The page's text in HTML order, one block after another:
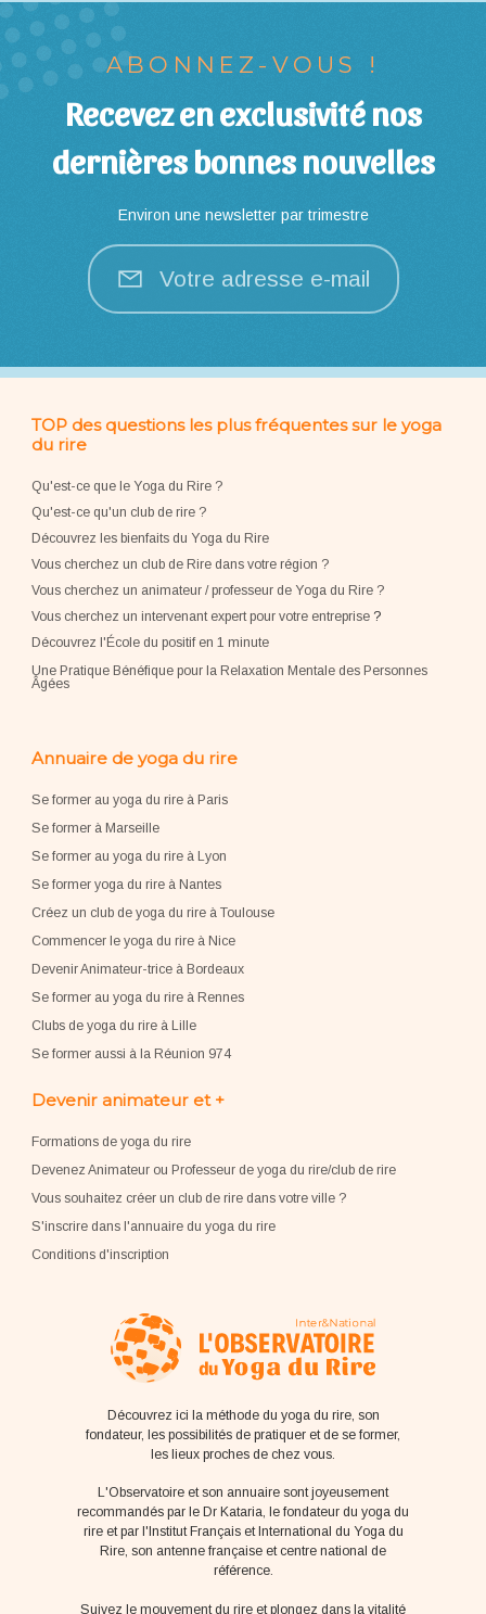
ABONNEZ-VOUS !
Recevez en exclusivité nos
dernières bonnes nouvelles
Environ une newsletter par trimestre
Votre adresse e-mail
TOP des questions les plus fréquentes sur le yoga
du rire
Qu'est-ce que le Yoga du Rire ?
Qu'est-ce qu'un club de rire ?
Découvrez les bienfaits du Yoga du Rire
Vous cherchez un club de Rire dans votre région ?
Vous cherchez un animateur / professeur de Yoga du Rire ?
Vous cherchez un intervenant expert pour votre entreprise?
Découvrez l'École du positif en 1 minute
Une Pratique Bénéfique pour la Relaxation Mentale des Personnes
Âgées
Annuaire de yoga du rire
Se former au yoga du rire à Paris
Se former à Marseille
Se former au yoga du rire à Lyon
Se former yoga du rire à Nantes
Créez un club de yoga du rire à Toulouse
Commencer le yoga du rire à Nice
Devenir Animateur-trice à Bordeaux
Se former au yoga du rire à Rennes
Clubs de yoga du rire à Lille
Se former aussi à la Réunion 974
Devenir animateur et +
Formations de yoga du rire
Devenez Animateur ou Professeur de yoga du rire/club de rire
Vous souhaitez créer un club de rire dans votre ville ?
S'inscrire dans l'annuaire du yoga du rire
Conditions d'inscription
Découvrez ici la méthode du yoga du rire, son
fondateur, les possibilités de pratiquer et de se former,
les lieux proches de chez vous.
L'Observatoire et son annuaire sont joyeusement
recommandés par le Dr Kataria, le fondateur du yoga du
rire et par l'Institut Français et International du Yoga du
Rire, son antenne française et centre national de
référence.
Suivez le mouvement du rire et plongez dans la vitalité